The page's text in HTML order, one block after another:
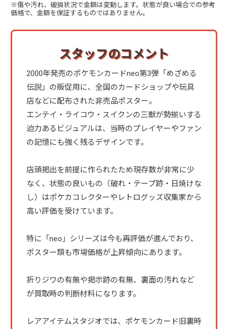
※傷や汚れ、破損状況で金額は変動します。状態が良い場合での参考
価格で、金額を保証するものではありません。
スタッフのコメント
2000年発売のポケモンカードneo第3弾「めざめる
伝説」の販促用に、全国のカードショップや玩具
店などに配布された非売品ポスター。
エンテイ・ライコウ・スイクンの三獣が勢揃いする
迫力あるビジュアルは、当時のプレイヤーやファン
の記憶にも強く残るデザインです。
店頭掲出を前提に作られたため現存数が非常に少
なく、状態の良いもの（破れ・テープ跡・日焼けな
し）はポケカコレクターやレトログッズ収集家から
高い評価を受けています。
特に「neo」シリーズは今も再評価が進んでおり、
ポスター類も市場価格が上昇傾向にあります。
折りジワの有無や掲示跡の有無、裏面の汚れなど
が買取時の判断材料になります。
レアアイテムスタジオでは、ポケモンカード旧裏時